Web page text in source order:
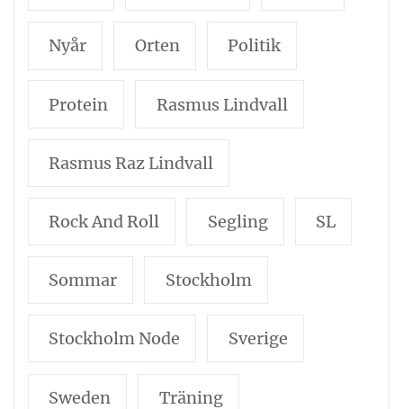
Nyår Orten Politik
Protein Rasmus Lindvall
Rasmus Raz Lindvall
Rock And Roll Segling SL
Sommar Stockholm
Stockholm Node Sverige
Sweden Träning